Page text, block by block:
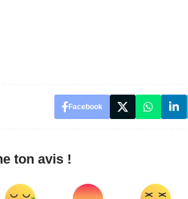
Facebook
ton avis !